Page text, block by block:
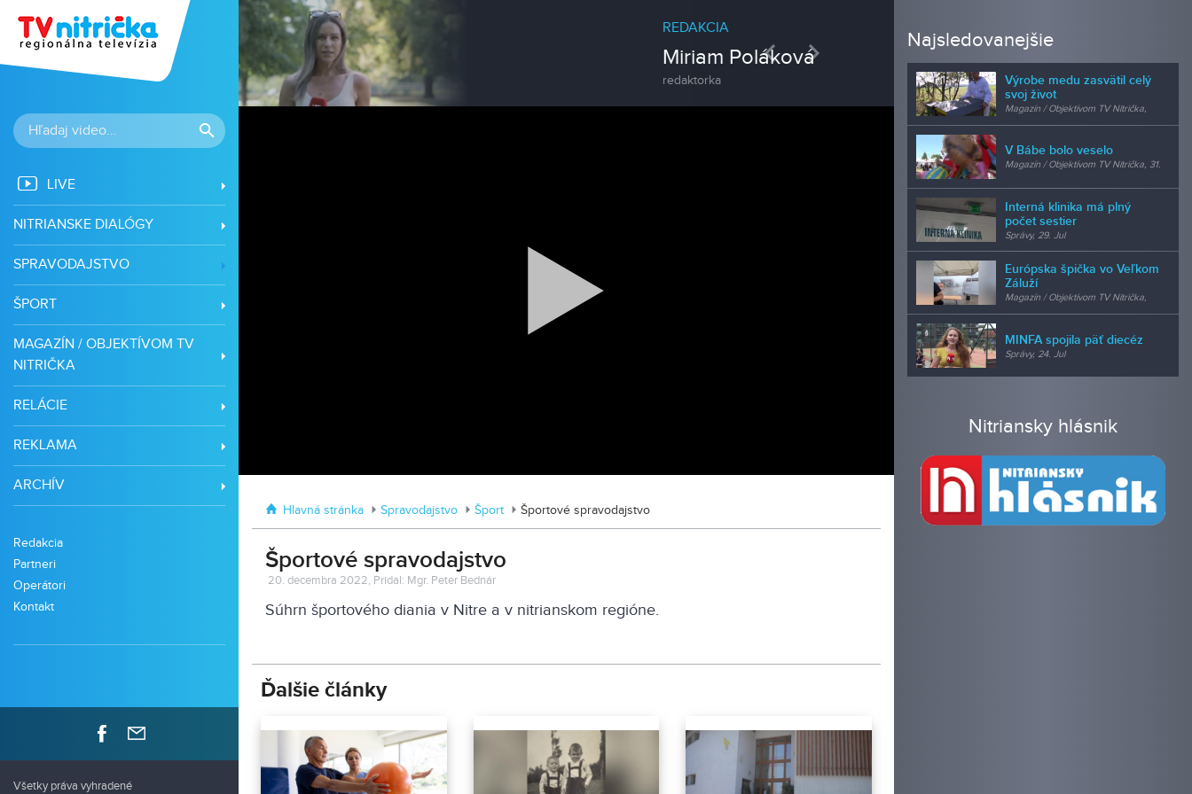
LIVE
NITRIANSKE DIALÓGY
SPRAVODAJSTVO
ŠPORT
MAGAZÍN / OBJEKTÍVOM TV
NITRIČKA
RELÁCIE
REKLAMA
ARCHÍV
Redakcia
Partneri
Operátori
Kontakt
Všetky práva vyhradené
PreviousNext
Traktormánia 2025 s pozvánkou
Hlavná stránka Spravodajstvo Šport Športové spravodajstvo
Športové spravodajstvo
20. decembra 2022, Pridal: Mgr. Peter Bednár
Súhrn športového diania v Nitre a v nitrianskom regióne.
Ďalšie články
Najsledovanejšie
Výrobe medu zasvätil celý
svoj život
Magazín / Objektívom TV Nitrička,
V Bábe bolo veselo
Magazín / Objektívom TV Nitrička, 31.
Interná klinika má plný
počet sestier
Správy, 29. Jul
Európska špička vo Veľkom
Záluží
Magazín / Objektívom TV Nitrička,
MINFA spojila päť diecéz
Správy, 24. Jul
Nitriansky hlásnik